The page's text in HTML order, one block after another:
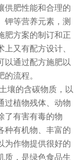
供肥性能和合理的
钾等营养元素，测
肥方案的制订和正
又有配方设计、
以通过配方施肥以
流程。
壤的含碳物质，以
过植物残体、动物
了有害有毒的物
种有机物、丰富的
为作物提供很好的
质，是绿色食品生